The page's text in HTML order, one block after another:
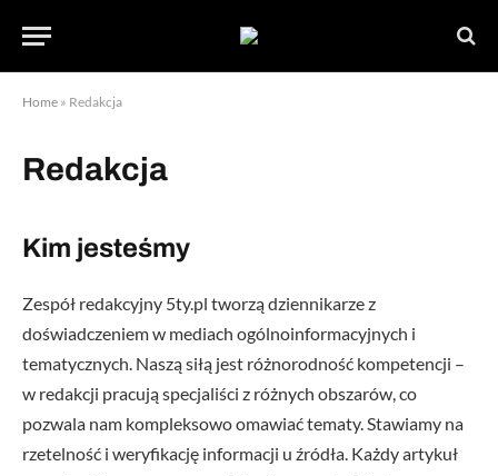
Home » Redakcja
Redakcja
Kim jesteśmy
Zespół redakcyjny 5ty.pl tworzą dziennikarze z
doświadczeniem w mediach ogólnoinformacyjnych i
tematycznych. Naszą siłą jest różnorodność kompetencji –
w redakcji pracują specjaliści z różnych obszarów, co
pozwala nam kompleksowo omawiać tematy. Stawiamy na
rzetelność i weryfikację informacji u źródła. Każdy artykuł